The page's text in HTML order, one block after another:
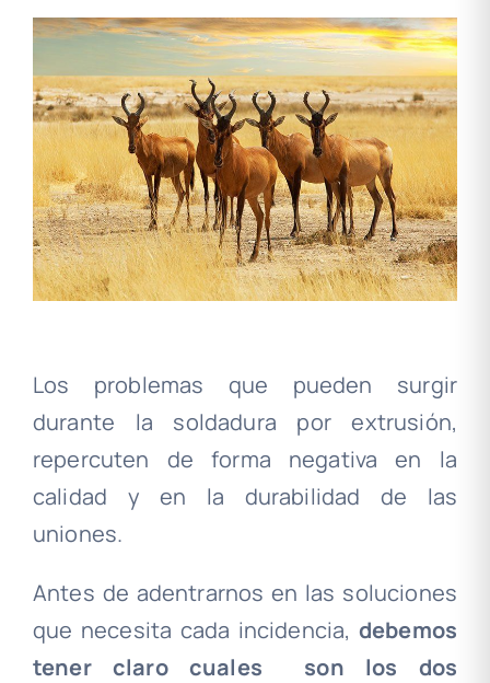
Los problemas que pueden surgir
durante la soldadura por extrusión,
repercuten de forma negativa en la
calidad y en la durabilidad de las
uniones.
Antes de adentrarnos en las soluciones
que necesita cada incidencia, debemos
tener claro cuales son los dos